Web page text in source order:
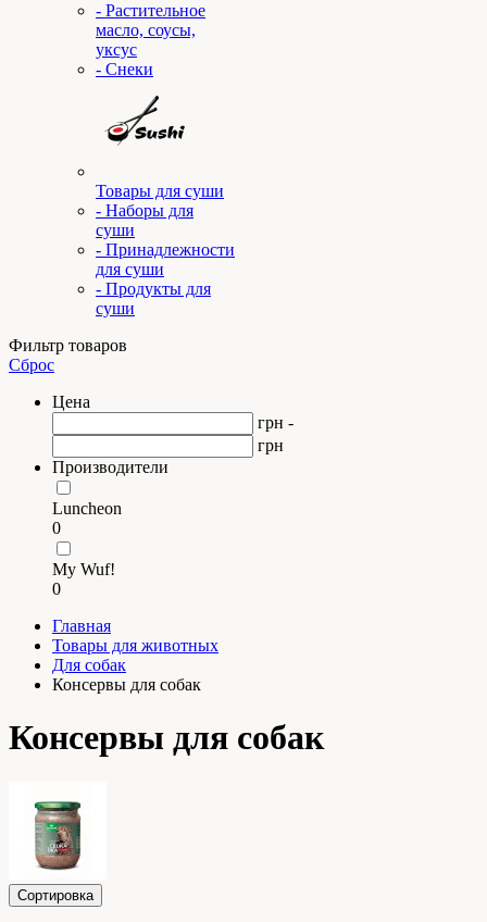
- Растительное
масло, соусы,
уксус
- Снеки
Товары для суши
- Наборы для
суши
- Принадлежности
для суши
- Продукты для
суши
Фильтр товаров
Сброс
Цена
грн -
грн
Производители
Luncheon
0
My Wuf!
0
Главная
Товары для животных
Для собак
Консервы для собак
Консервы для собак
Сортировка